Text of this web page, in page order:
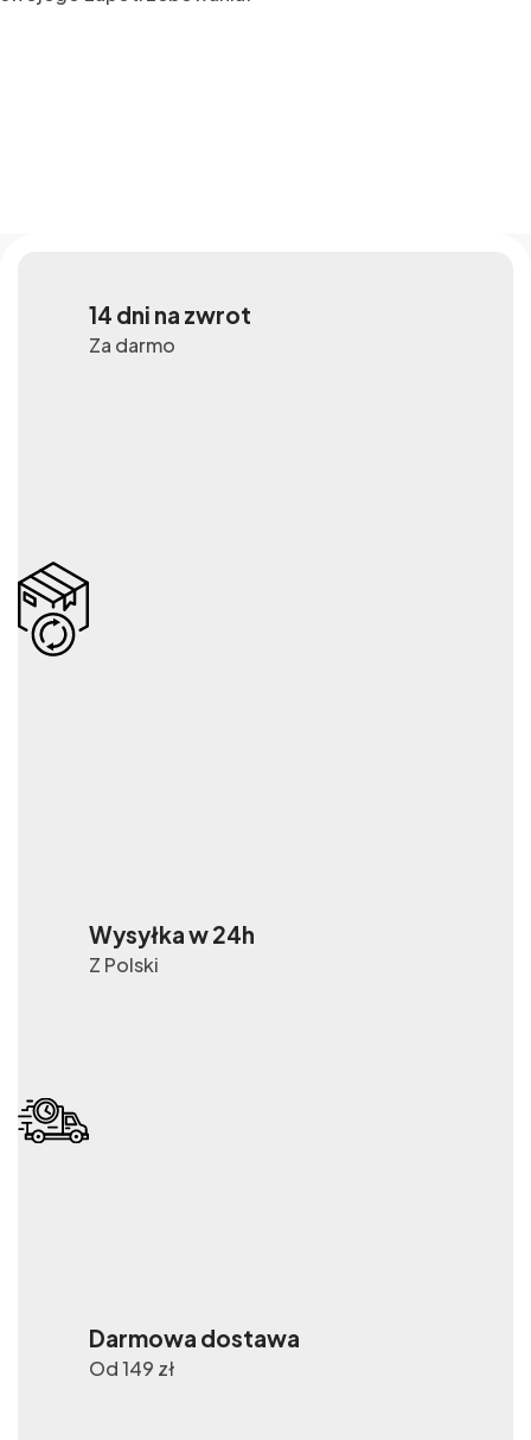
14 dni na zwrot
Za darmo
Wysyłka w 24h
Z Polski
Darmowa dostawa
Od 149 zł